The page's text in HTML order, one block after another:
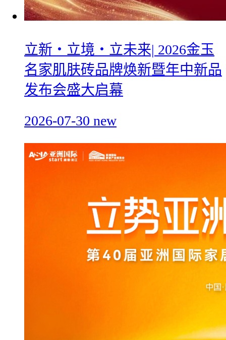
立新・立境・立未来| 2026金玉
名家肌肤砖品牌焕新暨年中新品
发布会盛大启幕
2026-07-30 new